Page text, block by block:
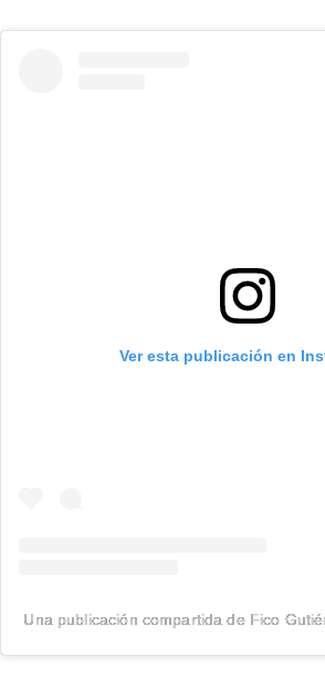
Ver esta publicación en
Una publicación compartida de Fico